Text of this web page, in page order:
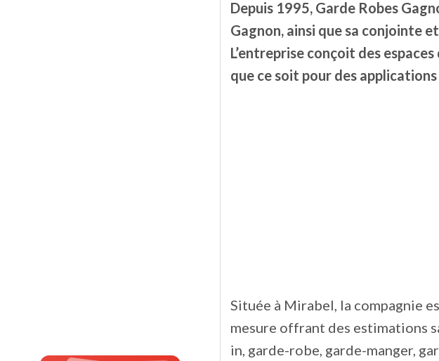
Depuis 1995, Garde Robes
Gagnon, ainsi que sa conjointe
L’entreprise conçoit des
que ce soit pour des
Située à Mirabel, la compagnie
mesure offrant des estimations
in, garde-robe, garde-manger,